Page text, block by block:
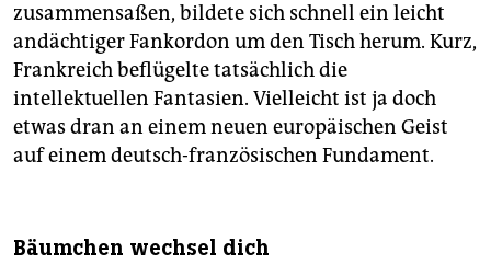
zusammensaßen, bildete sich schnell ein leicht
andächtiger Fankordon um den Tisch herum. Kurz,
Frankreich beflügelte tatsächlich die
intellektuellen Fantasien. Vielleicht ist ja doch
etwas dran an einem neuen europäischen Geist
auf einem deutsch-französischen Fundament.
Bäumchen wechsel dich